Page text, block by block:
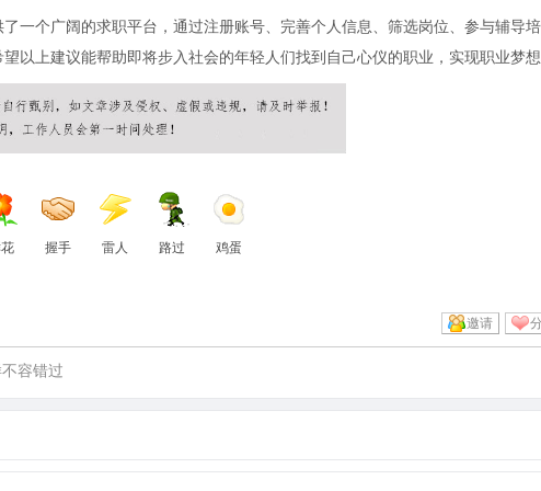
一个广阔的求职平台，通过注册账号、完善个人信息、筛选岗位、参与辅导培
以上建议能帮助即将步入社会的年轻人们找到自己心仪的职业，实现职业梦想
握手 雷人 路过 鸡蛋
邀请
容错过